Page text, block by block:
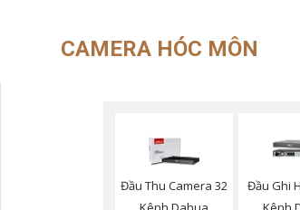
CAMERA HÓC MÔN
Đầu Thu Camera 32
Đầu Ghi